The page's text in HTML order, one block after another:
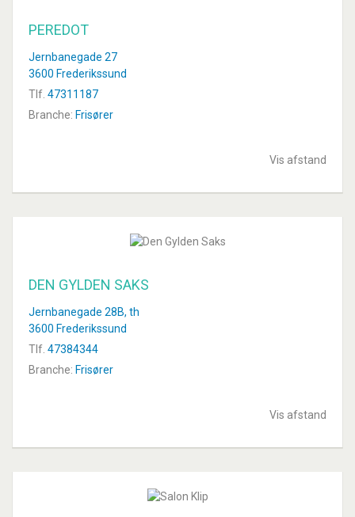
PEREDOT
Jernbanegade 27
3600 Frederikssund
Tlf. 47311187
Branche: Frisører
Vis afstand
DEN GYLDEN SAKS
Jernbanegade 28B, th
3600 Frederikssund
Tlf. 47384344
Branche: Frisører
Vis afstand